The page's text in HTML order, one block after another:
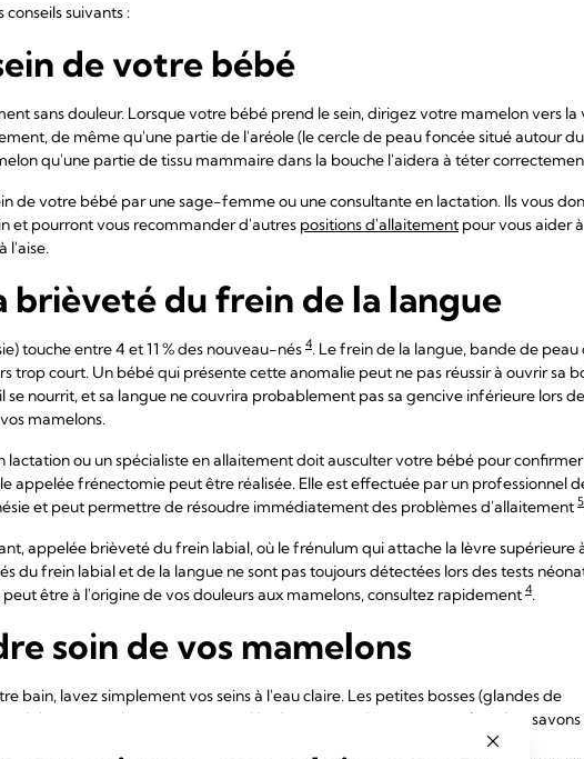
suivants :
de votre bébé
sans douleur. Lorsque votre bébé prend le sein, dirigez votre mamelon vers la
de même qu'une partie de l'aréole (le cercle de peau foncée situé autour du
qu'une partie de tissu mammaire dans la bouche l'aidera à téter
de votre bébé par une sage-femme ou une consultante en lactation. Ils vous
et pourront vous recommander d'autres positions d'allaitement pour vous aider à
l'aise.
brièveté du frein de la langue
touche entre 4 et 11 % des nouveau-nés 4. Le frein de la langue, bande de peau
trop court. Un bébé qui présente cette anomalie peut ne pas réussir à ouvrir sa
nourrit, et sa langue ne couvrira probablement pas sa gencive inférieure lors
mamelons.
lactation ou un spécialiste en allaitement doit ausculter votre bébé pour
appelée frénectomie peut être réalisée. Elle est effectuée par un professionnel
et peut permettre de résoudre immédiatement des problèmes d'allaitement 5
appelée brièveté du frein labial, où le frénulum qui attache la lèvre supérieure
du frein labial et de la langue ne sont pas toujours détectées lors des tests
être à l'origine de vos douleurs aux mamelons, consultez rapidement 4.
soin de vos mamelons
bain, lavez simplement vos seins à l'eau claire. Les petites bosses (glandes de
une substance grasse qui hydrate et protège vos mamelons. Les savons
entraînant sécheresse et irritation